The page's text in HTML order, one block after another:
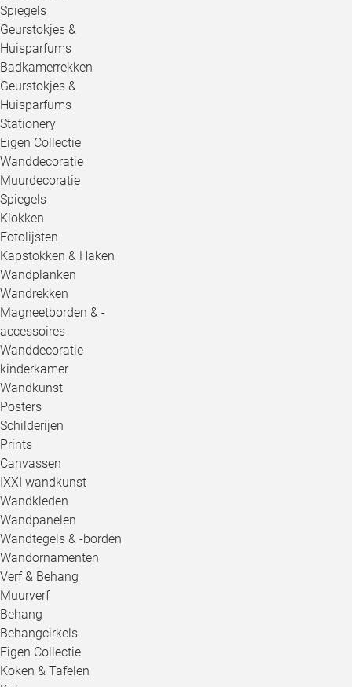
Spiegels
Geurstokjes &
Huisparfums
Badkamerrekken
Geurstokjes &
Huisparfums
Stationery
Eigen Collectie
Wanddecoratie
Muurdecoratie
Spiegels
Klokken
Fotolijsten
Kapstokken & Haken
Wandplanken
Wandrekken
Magneetborden & -
accessoires
Wanddecoratie
kinderkamer
Wandkunst
Posters
Schilderijen
Prints
Canvassen
IXXI wandkunst
Wandkleden
Wandpanelen
Wandtegels & -borden
Wandornamenten
Verf & Behang
Muurverf
Behang
Behangcirkels
Eigen Collectie
Koken & Tafelen